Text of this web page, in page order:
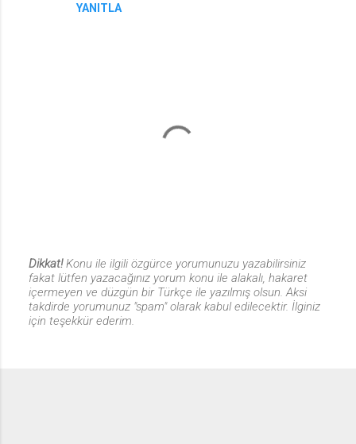
YANITLA
Y
o
r
u
Dikkat!Konu ile ilgili özgürce yorumunuzu yazabilirsiniz
fakat lütfen yazacağınız yorum konu ile alakalı, hakaret
içermeyen ve düzgün bir Türkçe ile yazılmış olsun. Aksi
takdirde yorumunuz "spam" olarak kabul edilecektir. İlginiz
için teşekkür ederim.